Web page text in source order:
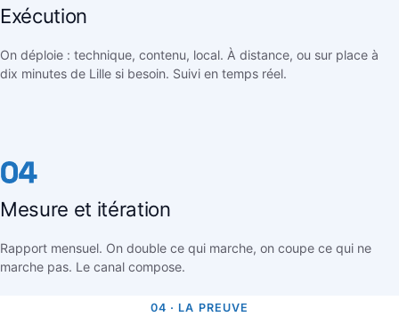
Exécution
On déploie : technique, contenu, local. À distance, ou sur place à
dix minutes de Lille si besoin. Suivi en temps réel.
04
Mesure et itération
Rapport mensuel. On double ce qui marche, on coupe ce qui ne
marche pas. Le canal compose.
04 · LA PREUVE